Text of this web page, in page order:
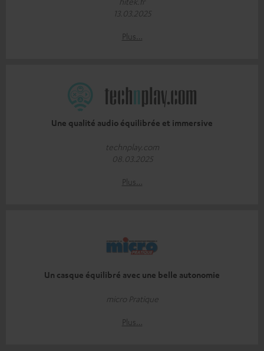
13.03.2025
Plus…
Une qualité audio équilibrée et immersive
technplay.com
08.03.2025
Plus…
Un casque équilibré avec une belle autonomie
micro Pratique
Plus…